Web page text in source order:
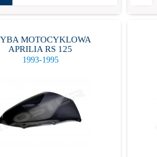
MOTOCYKLOWA
APRILIA RS 125
1993-1995